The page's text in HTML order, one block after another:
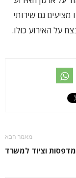
מציעים גם שירותי
על האירוע כולו.
מאמר הבא
וציוד למשרד